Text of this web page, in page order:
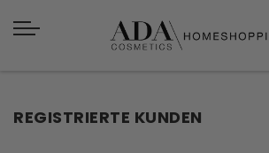
REGISTRIERTE KUNDEN